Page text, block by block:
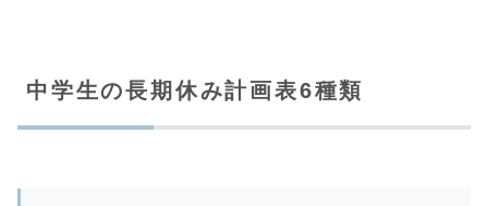
中学生の長期休み計画表6種類